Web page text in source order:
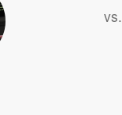
vs.